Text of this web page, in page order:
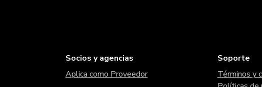
Socios y agencias
Aplica como Proveedor
Soporte
Términos y